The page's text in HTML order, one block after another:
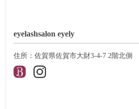
eyelashsalon eyely
住所：佐賀県佐賀市大財3-4-7 2階北側